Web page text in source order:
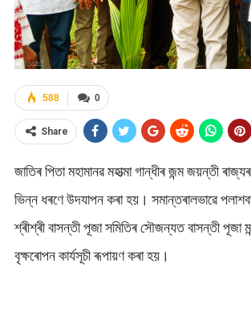
0
588
Share
জাতিৰ পিতা মহামানৱ মহাত্মা গান্ধীৰ জন্ম জয়ন্তী
ভিন্ন ধৰণে উদযাপন কৰা হয়। সমান্তৰালভাৱে
শ্ৰীশ্ৰী বাসন্তী পূজা সমিতিৰ সৌজন্যত বাসন্তী পূজা
বৃক্ষৰোপন কাৰ্যসূচী ৰূপায়ণ কৰা হয়।